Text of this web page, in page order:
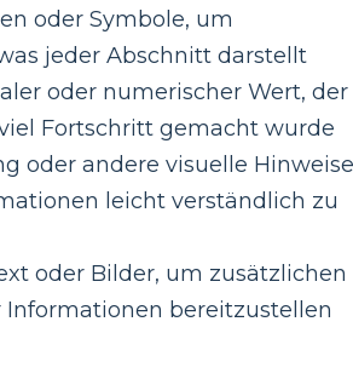
oder Symbole, um
jeder Abschnitt darstellt
oder numerischer Wert, der
Fortschritt gemacht wurde
oder andere visuelle
leicht verständlich zu
oder Bilder, um zusätzlichen
Informationen bereitzustellen